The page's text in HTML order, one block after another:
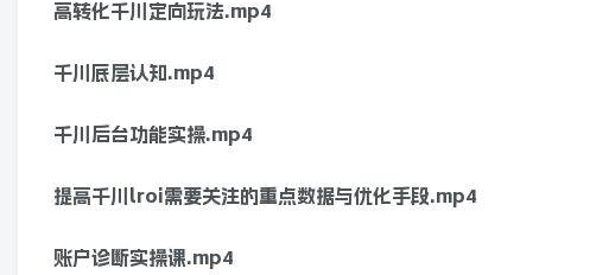
高转化千川定向玩法.mp4
千川底层认知.mp4
千川后台功能实操.mp4
提高千川lroi需要关注的重点数据与优化手段.mp4
账户诊断实操课.mp4